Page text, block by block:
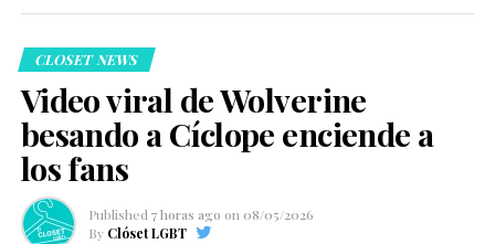
CLOSET NEWS
Video viral de Wolverine
besando a Cíclope enciende a
los fans
Published 7 horas ago on 08/05/2026
By Clóset LGBT